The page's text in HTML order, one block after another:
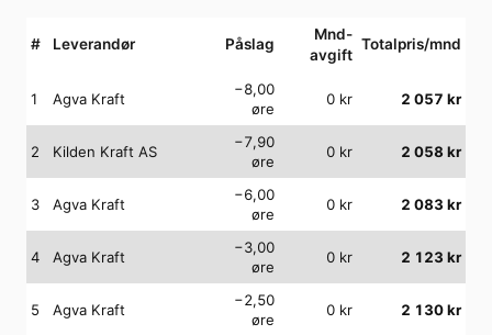
# Leverandør Påslag
Mnd-
avgift
Totalpris/mnd
1 Agva Kraft
−8,00
øre
0 kr 2 057 kr
2 Kilden Kraft AS
−7,90
øre
0 kr 2 058 kr
3 Agva Kraft
−6,00
øre
0 kr 2 083 kr
4 Agva Kraft
−3,00
øre
0 kr 2 123 kr
5 Agva Kraft
−2,50
øre
0 kr 2 130kr